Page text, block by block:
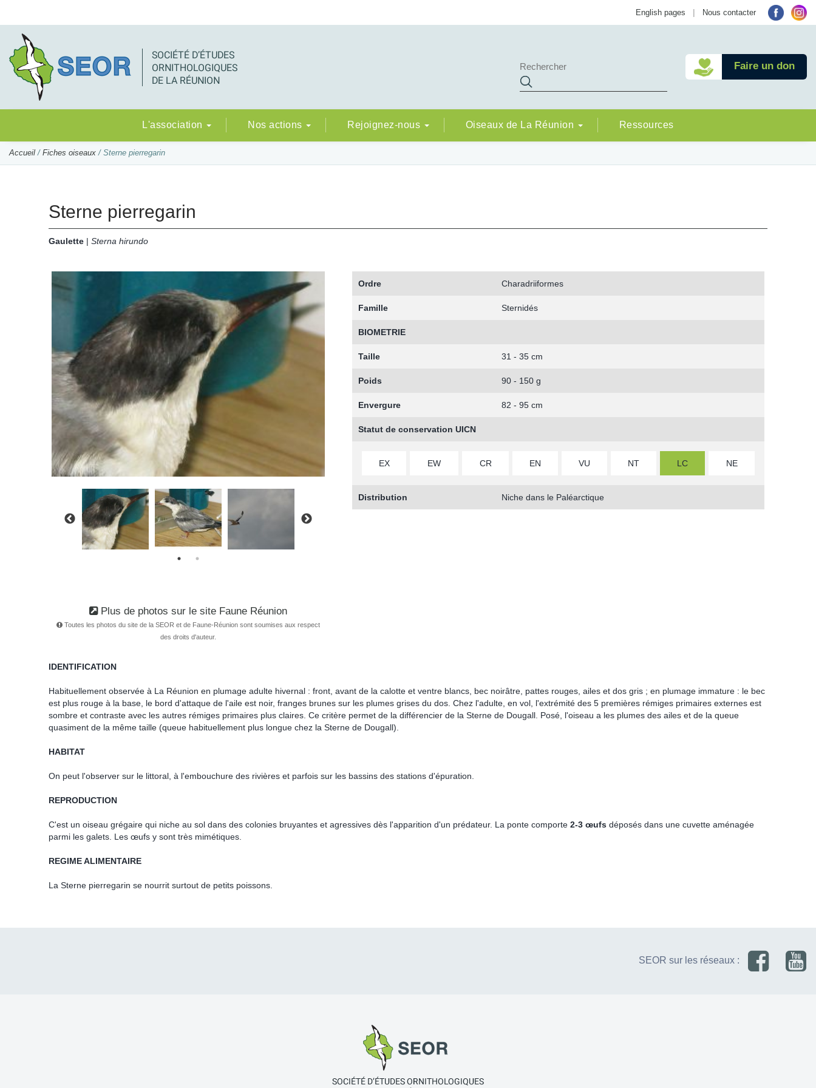
English pages | Nous contacter
Faire un don
L'association Nos actions Rejoignez-nous Oiseaux de La Réunion Ressources
Accueil / Fiches oiseaux / Sterne pierregarin
Sterne pierregarin
Gaulette | Sterna hirundo
Plus de photos sur le site Faune Réunion
Toutes les photos du site de la SEOR et de Faune-Réunion sont soumises aux respect
des droits d'auteur.
Ordre Charadriiformes
Famille Sternidés
BIOMETRIE
Taille 31 - 35 cm
Poids 90 - 150 g
Envergure 82 - 95 cm
Statut de conservation UICN
EX EW CR EN VU NT LC NE
Distribution Niche dans le Paléarctique
IDENTIFICATION
Habituellement observée à La Réunion en plumage adulte hivernal : front, avant de la calotte et ventre blancs, bec noirâtre, pattes rouges, ailes et dos gris ; en plumage immature : le bec
est plus rouge à la base, le bord d'attaque de l'aile est noir, franges brunes sur les plumes grises du dos. Chez l'adulte, en vol, l'extrémité des 5 premières rémiges primaires externes est
sombre et contraste avec les autres rémiges primaires plus claires. Ce critère permet de la différencier de la Sterne de Dougall. Posé, l'oiseau a les plumes des ailes et de la queue
quasiment de la même taille (queue habituellement plus longue chez la Sterne de Dougall).
HABITAT
On peut l'observer sur le littoral, à l'embouchure des rivières et parfois sur les bassins des stations d'épuration.
REPRODUCTION
C'est un oiseau grégaire qui niche au sol dans des colonies bruyantes et agressives dès l'apparition d'un prédateur. La ponte comporte 2-3 œufs déposés dans une cuvette aménagée
parmi les galets. Les œufs y sont très mimétiques.
REGIME ALIMENTAIRE
La Sterne pierregarin se nourrit surtout de petits poissons.
SEOR sur les réseaux :